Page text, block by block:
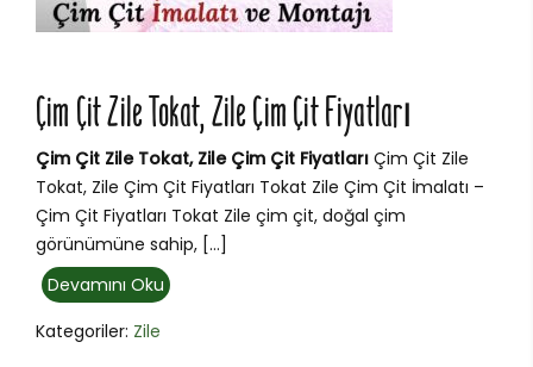
Çim Çit Zile Tokat, Zile Çim Çit Fiyatları
Çim Çit Zile Tokat, Zile Çim Çit Fiyatları Çim Çit Zile
Tokat, Zile Çim Çit Fiyatları Tokat Zile Çim Çit İmalatı –
Çim Çit Fiyatları Tokat Zile çim çit, doğal çim
görünümüne sahip, […]
Devamını Oku
Kategoriler: Zile